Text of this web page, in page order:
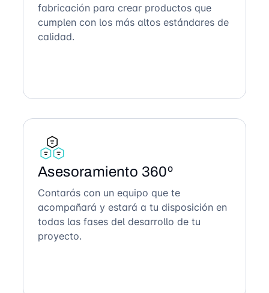
fabricación para crear productos que
cumplen con los más altos estándares de
calidad.
Asesoramiento 360º
Contarás con un equipo que te
acompañará y estará a tu disposición en
todas las fases del desarrollo de tu
proyecto.